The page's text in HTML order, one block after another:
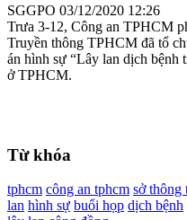
SGGPO 03/12/2020 12:26
Trưa 3-12, Công an TPHCM
Truyền thông TPHCM đã tổ
án hình sự “Lây lan dịch bệnh
ở TPHCM.
Từ khóa
tphcm công an tphcm sở thông
lan hình sự buổi họp dịch bệnh